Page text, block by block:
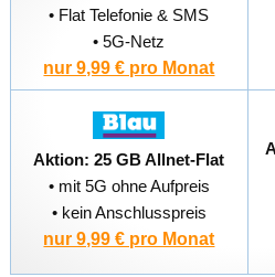
• Flat Telefonie & SMS
• 5G-Netz
nur 9,99 € pro Monat
Aktion: 25 GB Allnet-Flat
• mit 5G ohne Aufpreis
• kein Anschlusspreis
nur 9,99 € pro Monat